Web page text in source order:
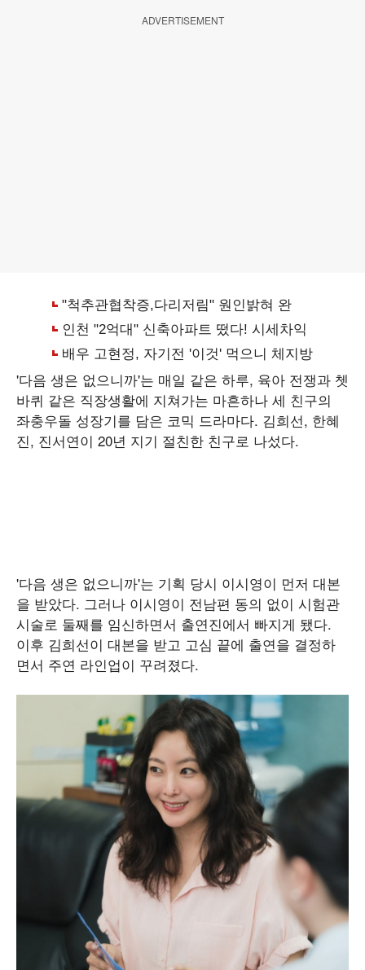
ADVERTISEMENT
'다음 생은 없으니까'는 매일 같은 하루, 육아 전쟁과 쳇
바퀴 같은 직장생활에 지쳐가는 마흔하나 세 친구의
좌충우돌 성장기를 담은 코믹 드라마다. 김희선, 한혜
진, 진서연이 20년 지기 절친한 친구로 나섰다.
'다음 생은 없으니까'는 기획 당시 이시영이 먼저 대본
을 받았다. 그러나 이시영이 전남편 동의 없이 시험관
시술로 둘째를 임신하면서 출연진에서 빠지게 됐다.
이후 김희선이 대본을 받고 고심 끝에 출연을 결정하
면서 주연 라인업이 꾸려졌다.